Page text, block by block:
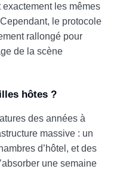
les mêmes
le protocole
rallongé pour
de la scène
hôtes ?
des années à
massive : un
d’hôtel, et des
une semaine